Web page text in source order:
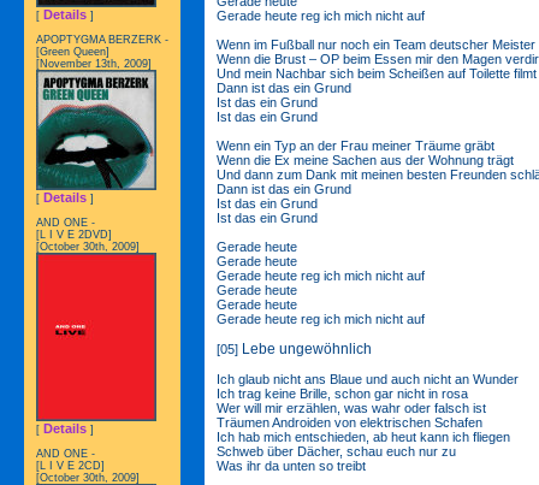
Gerade heute reg ich mich nicht auf
Wenn im Fußball nur noch ein Team deutscher Meister
Wenn die Brust – OP beim Essen mir den Magen
Und mein Nachbar sich beim Scheißen auf Toilette filmt
Dann ist das ein Grund
Ist das ein Grund
Ist das ein Grund
Wenn ein Typ an der Frau meiner Träume gräbt
Wenn die Ex meine Sachen aus der Wohnung trägt
Und dann zum Dank mit meinen besten Freunden
Dann ist das ein Grund
Ist das ein Grund
Ist das ein Grund
Gerade heute
Gerade heute
Gerade heute reg ich mich nicht auf
Gerade heute
Gerade heute
Gerade heute reg ich mich nicht auf
[05] Lebe ungewöhnlich
Ich glaub nicht ans Blaue und auch nicht an Wunder
Ich trag keine Brille, schon gar nicht in rosa
Wer will mir erzählen, was wahr oder falsch ist
Träumen Androiden von elektrischen Schafen
Ich hab mich entschieden, ab heut kann ich fliegen
Schweb über Dächer, schau euch nur zu
Was ihr da unten so treibt
[ Details ]
APOPTYGMA BERZERK -
[Green Queen]
[November 13th, 2009]
[ Details ]
AND ONE -
[L I V E 2DVD]
[October 30th, 2009]
[ Details ]
AND ONE -
[L I V E 2CD]
[October 30th, 2009]